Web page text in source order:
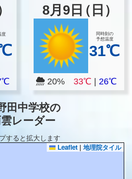
度
8月 9 日（日）
同時刻の
予想温度
31℃
20% 33℃ |26℃
田中学校の
レーダー
すると拡大します
Leaflet | 地理院タイル